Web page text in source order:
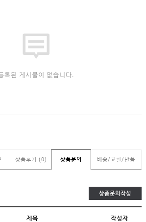
록된 게시물이 없습니다.
상품후기 (0) 상품문의 배송/교환/반품
상품문의작성
제목 작성자